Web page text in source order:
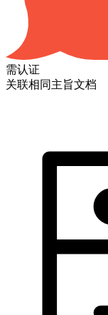
需认证
关联相同主旨文档